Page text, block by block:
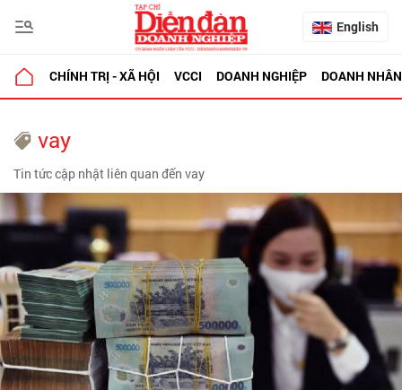
English
CHÍNH TRỊ - XÃ HỘI VCCI DOANH NGHIỆP DOANH NHÂN
vay
Tin tức cập nhật liên quan đến vay